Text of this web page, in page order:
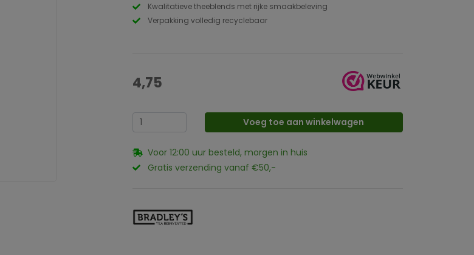
Kwalitatieve theeblends met rijke smaakbeleving
Verpakking volledig recyclebaar
4,75
Voeg toe aan winkelwagen
Voor 12:00 uur besteld, morgen in huis
Gratis verzending vanaf €50,-